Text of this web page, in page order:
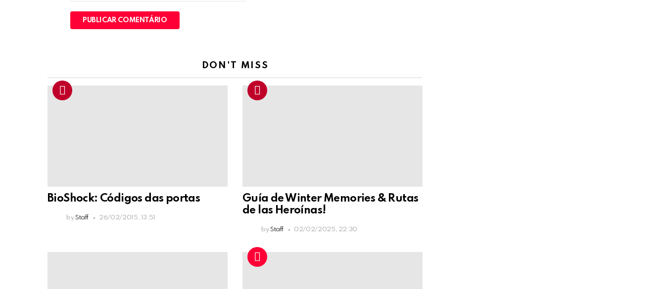
DON'T MISS
BioShock: Códigos das portas
by Staff 26/02/2015, 13:51
Guía de Winter Memories & Rutas
de las Heroínas!
by Staff 02/02/2025, 22:30